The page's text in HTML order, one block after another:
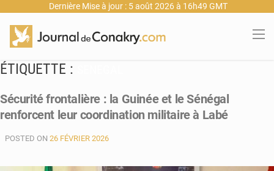
Dernière Mise à jour : 5 août 2026 à 16h49 GMT
ÉTIQUETTE :
Sécurité frontalière : la Guinée et le Sénégal
renforcent leur coordination militaire à Labé
POSTED ON 26 FÉVRIER 2026